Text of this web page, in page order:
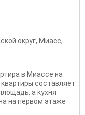
округ, Миасс,
в Миассе на
составляет
а кухня
на первом этаже